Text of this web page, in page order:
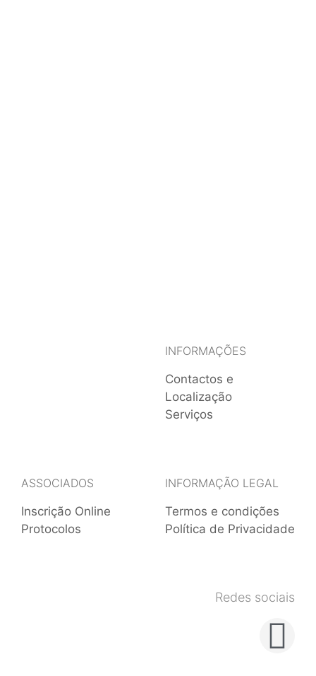
INFORMAÇÕES
Contactos e
Localização
Serviços
ASSOCIADOS
Inscrição Online
Protocolos
INFORMAÇÃO LEGAL
Termos e condições
Política de Privacidade
Redes sociais